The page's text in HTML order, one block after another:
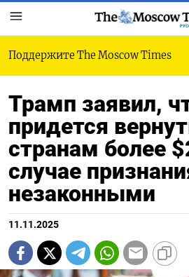
Поддержите The Moscow Times
Трамп заявил,
придется
странам более
случае
незаконными
11.11.2025